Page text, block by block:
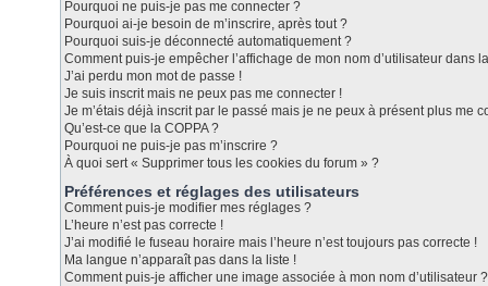
Pourquoi ne puis-je pas me connecter ?
Pourquoi ai-je besoin de m’inscrire, après tout ?
Pourquoi suis-je déconnecté automatiquement ?
Comment puis-je empêcher l’affichage de mon nom d’utilisateur dans
J’ai perdu mon mot de passe !
Je suis inscrit mais ne peux pas me connecter !
Je m’étais déjà inscrit par le passé mais je ne peux à présent plus me
Qu’est-ce que la COPPA ?
Pourquoi ne puis-je pas m’inscrire ?
À quoi sert « Supprimer tous les cookies du forum » ?
Préférences et réglages des utilisateurs
Comment puis-je modifier mes réglages ?
L’heure n’est pas correcte !
J’ai modifié le fuseau horaire mais l’heure n’est toujours pas correcte !
Ma langue n’apparaît pas dans la liste !
Comment puis-je afficher une image associée à mon nom d’utilisateur ?